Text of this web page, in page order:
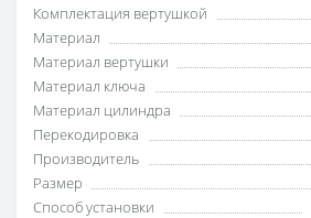
Комплектация вертушкой
Материал
Материал вертушки
Материал ключа
Материал цилиндра
Перекодировка
Производитель
Размер
Способ установки